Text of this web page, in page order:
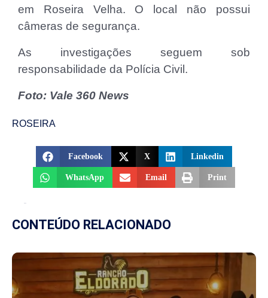
em Roseira Velha. O local não possui
câmeras de segurança.
As investigações seguem sob
responsabilidade da Polícia Civil.
Foto: Vale 360 News
ROSEIRA
Facebook X Linkedin
WhatsApp Email Print
CONTEÚDO RELACIONADO